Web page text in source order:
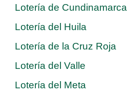
Lotería de Cundinamarca
Lotería del Huila
Lotería de la Cruz Roja
Lotería del Valle
Lotería del Meta